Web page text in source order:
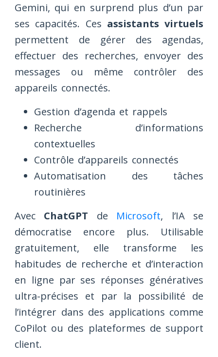
Gemini, qui en surprend plus d’un par
ses capacités. Ces assistants virtuels
permettent de gérer des agendas,
effectuer des recherches, envoyer des
messages ou même contrôler des
appareils connectés.
Gestion d’agenda et rappels
Recherche d’informations
contextuelles
Contrôle d’appareils connectés
Automatisation des tâches
routinières
Avec ChatGPT de Microsoft, l’IA se
démocratise encore plus. Utilisable
gratuitement, elle transforme les
habitudes de recherche et d’interaction
en ligne par ses réponses génératives
ultra-précises et par la possibilité de
l’intégrer dans des applications comme
CoPilot ou des plateformes de support
client.